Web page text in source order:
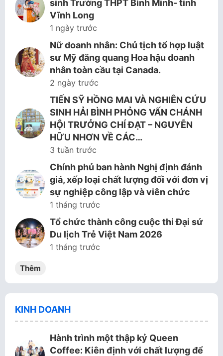
sinh Trường THPT Bình Minh- tỉnh
Vĩnh Long
1 ngày trước
Nữ doanh nhân: Chủ tịch tổ hợp luật
sư Mỹ đăng quang Hoa hậu doanh
nhân toàn cầu tại Canada.
2 ngày trước
TIẾN SỸ HỒNG MAI VÀ NGHIÊN CỨU
SINH HẢI BÌNH PHỎNG VẤN CHÁNH
HỘI TRƯỞNG CHÍ ĐẠT – NGUYỄN
HỮU NHƠN VỀ CÁC…
3 tuần trước
Chính phủ ban hành Nghị định đánh
giá, xếp loại chất lượng đối với đơn vị
sự nghiệp công lập và viên chức
1 tháng trước
Tổ chức thành công cuộc thi Đại sứ
Du lịch Trẻ Việt Nam 2026
1 tháng trước
Thêm
KINH DOANH
Hành trình một thập kỷ Queen
Coffee: Kiên định với chất lượng để